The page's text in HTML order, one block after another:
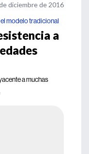
diciembre de 2016
modelo tradicional
a
a muchas